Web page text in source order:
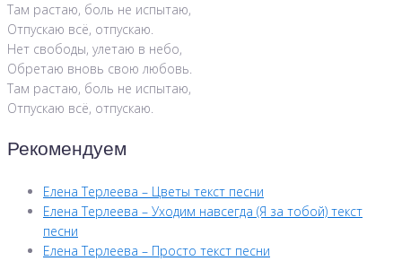
Там растаю, боль не испытаю,
Отпускаю всё, отпускаю.
Нет свободы, улетаю в небо,
Обретаю вновь свою любовь.
Там растаю, боль не испытаю,
Отпускаю всё, отпускаю.
Рекомендуем
Елена Терлеева – Цветы текст песни
Елена Терлеева – Уходим навсегда (Я за тобой) текст
песни
Елена Терлеева – Просто текст песни